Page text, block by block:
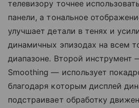
телевизору точнее
панели, а тональное
улучшает детали в тенях и
динамичных эпизодах на всем
диапазоне. Второй инструмент
Smoothing — использует
благодаря которым дисплей
подстраивает обработку